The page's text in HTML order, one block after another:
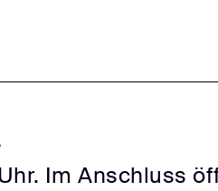
Im Anschluss